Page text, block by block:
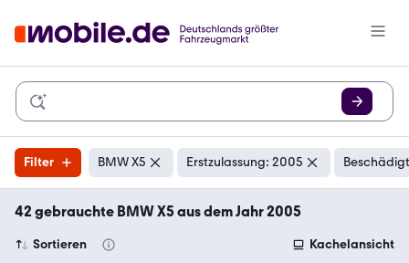
Filter BMW X5 Erstzulassung: 2005
42 gebrauchte BMW X5 aus dem Jahr 2005
Sortieren Kachelansicht